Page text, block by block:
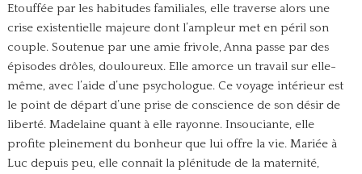
Etouffée par les habitudes familiales, elle traverse alors une
crise existentielle majeure dont l’ampleur met en péril son
couple. Soutenue par une amie frivole, Anna passe par des
épisodes drôles, douloureux. Elle amorce un travail sur elle-
même, avec l’aide d’une psychologue. Ce voyage intérieur est
le point de départ d’une prise de conscience de son désir de
liberté.Madelaine quant à elle rayonne. Insouciante, elle
profite pleinement du bonheur que lui offre la vie. Mariée à
Luc depuis peu, elle connaît la plénitude de la maternité,